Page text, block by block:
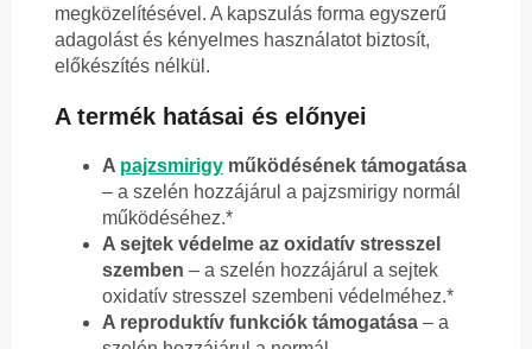
megközelítésével. A kapszulás forma egyszerű
adagolást és kényelmes használatot biztosít,
előkészítés nélkül.
A termék hatásai és előnyei
A pajzsmirigy működésének támogatása
– a szelén hozzájárul a pajzsmirigy normál
működéséhez.*
A sejtek védelme az oxidatív stresszel
szemben – a szelén hozzájárul a sejtek
oxidatív stresszel szembeni védelméhez.*
A reproduktív funkciók támogatása – a